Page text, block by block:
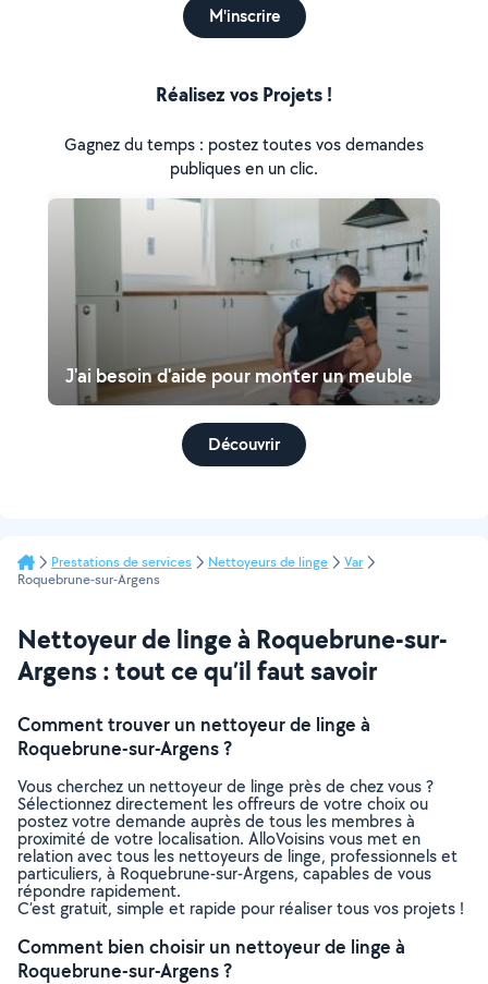
M'inscrire
Réalisez vos Projets !
Gagnez du temps : postez toutes vos demandes
publiques en un clic.
J'ai besoin d'aide pour monter un meuble
Découvrir
Prestations de services Nettoyeurs de linge
Var
Roquebrune-sur-Argens
Nettoyeur de linge à Roquebrune-sur-
Argens : tout ce qu’il faut savoir
Comment trouver un nettoyeur de linge à
Roquebrune-sur-Argens ?
Vous cherchez un nettoyeur de linge près de chez vous ?
Sélectionnez directement les offreurs de votre choix ou
postez votre demande auprès de tous les membres à
proximité de votre localisation. AlloVoisins vous met en
relation avec tous les nettoyeurs de linge, professionnels et
particuliers, à Roquebrune-sur-Argens, capables de vous
répondre rapidement.
C’est gratuit, simple et rapide pour réaliser tous vos projets !
Comment bien choisir un nettoyeur de linge à
Roquebrune-sur-Argens ?